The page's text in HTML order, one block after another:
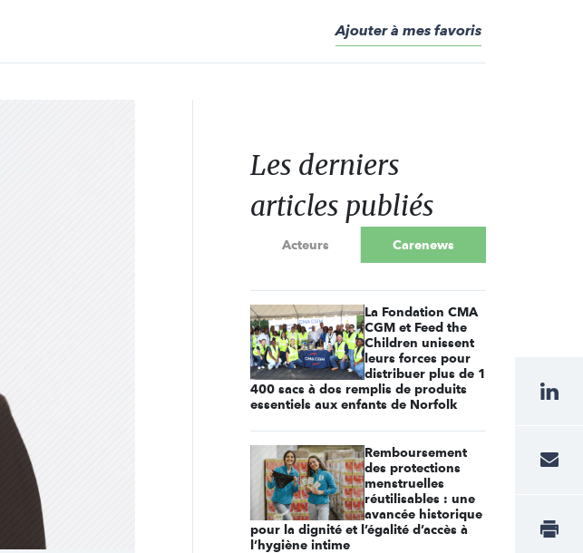
Ajouter à mes favoris
Les derniers
articles publiés
Acteurs Carenews
La Fondation CMA
CGM et Feed the
Children unissent
leurs forces pour
distribuer plus de 1
400 sacs à dos remplis de produits
essentiels aux enfants de Norfolk
Remboursement
des protections
menstruelles
réutilisables : une
avancée historique
pour la dignité et l’égalité d’accès à
l’hygiène intime